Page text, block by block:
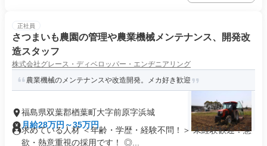
正社員
さつまいも農園の管理や農業機械メンテナンス、開発改
造スタッフ
株式会社グレース・ディベロッパー・エンヂニアリング
農業機械のメンテナンスや改造開発。メカ好き歓迎
福島県双葉郡楢葉町大字前原字浜城
月給28万円～35万円
求めている人材 ＜年齢・学歴・経験不問！＞ 未経験歓迎！意
欲・熱意重視の採用です！ ◎...